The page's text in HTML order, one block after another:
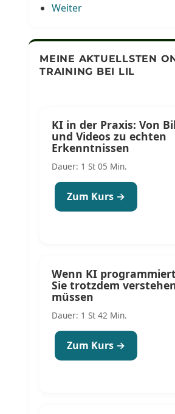
Weiter
MEINE AKTUELLSTEN
TRAINING BEI LIL
KI in der Praxis: Von
und Videos zu echten
Erkenntnissen
Dauer: 1 St 05 Min.
Zum Kurs →
Wenn KI
Sie trotzdem
müssen
Dauer: 1 St 42 Min.
Zum Kurs →